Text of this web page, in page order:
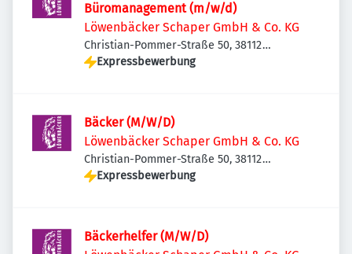
Büromanagement (m/w/d)
Löwenbäcker Schaper GmbH & Co. KG
Christian-Pommer-Straße 50, 38112
Braunschweig, Deutschland
Expressbewerbung
Bäcker (M/W/D)
Löwenbäcker Schaper GmbH & Co. KG
Christian-Pommer-Straße 50, 38112
Braunschweig, Deutschland
Expressbewerbung
Bäckerhelfer (M/W/D)